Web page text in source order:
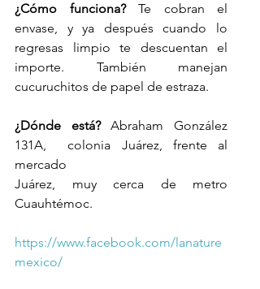
¿Cómo funciona? Te cobran el
envase, y ya después cuando lo
regresas limpio te descuentan el
importe. También manejan
cucuruchitos de papel de estraza.
¿Dónde está? Abraham González
131A,  colonia Juárez, frente al
mercado
Juárez, muy cerca de metro
Cuauhtémoc.
https://www.facebook.com/lanature
mexico/